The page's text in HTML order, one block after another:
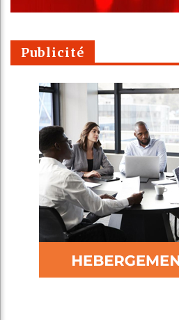
Publicité